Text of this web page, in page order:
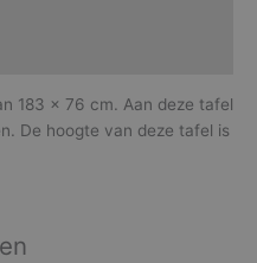
183 x 76 cm. Aan deze tafel
De hoogte van deze tafel is